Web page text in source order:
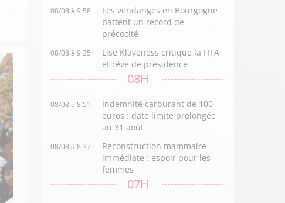
08/08 à 9:58
Les vendanges en Bourgogne
battent un record de
précocité
08/08 à 9:35
Lise Klaveness critique la FIFA
et rêve de présidence
08H
08/08 à 8:51
Indemnité carburant de 100
euros : date limite prolongée
au 31 août
08/08 à 8:37
Reconstruction mammaire
immédiate : espoir pour les
femmes
07H